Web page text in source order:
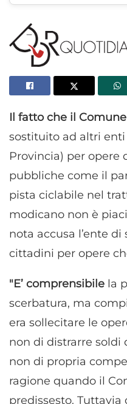
Il fatto che il
sostituito ad altri enti
Provincia) per opere
pubbliche come il
pista ciclabile nel
modicano non è
nota accusa l’ente
cittadini per opere
"E’ comprensibile la
scerbatura, ma
era sollecitare le
non di distrarre
non di propria
ragione quando il
predissesto.